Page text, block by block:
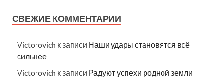
СВЕЖИЕ КОММЕНТАРИИ
Victorovich к записи Наши удары становятся всё
сильнее
Victorovich к записи Радуют успехи родной земли